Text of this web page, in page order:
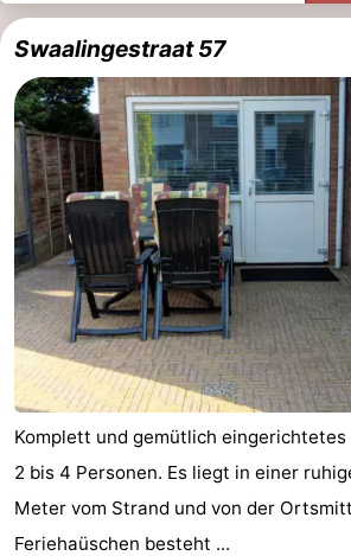
Swaalingestraat 57
Komplett und gemütlich
2 bis 4 Personen. Es liegt in einer
Meter vom Strand und von der
Feriehaüschen besteht ...